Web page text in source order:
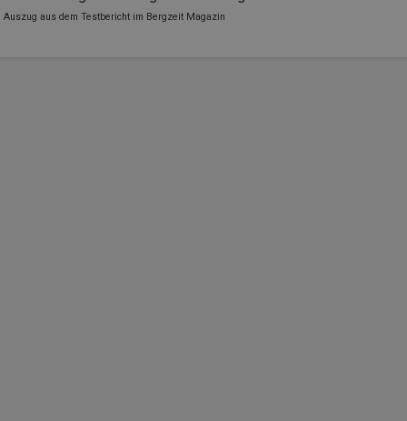
Auszug aus dem Testbericht im Bergzeit Magazin